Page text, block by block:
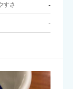
すさ -
-